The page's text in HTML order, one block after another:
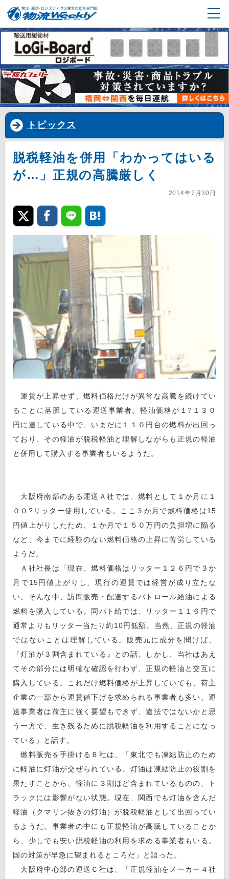
トピックス
脱税軽油を併用「わかってはいる
が…」正規の高騰厳しく
2014年7月30日
運賃が上昇せず、燃料価格だけが異常な高騰を続けてい
ることに落胆している運送事業者。軽油価格が１?１３０
円に達している中で、いまだに１１０円台の燃料が出回っ
ており、その軽油が脱税軽油と理解しながらも正規の軽油
と併用して購入する事業者もいるようだ。
大阪府南部のある運送Ａ社では、燃料として１か月に１
００?リッター使用している。ここ３か月で燃料価格は15
円値上がりしたため、１か月で１５０万円の負担増に陥る
など、今までに経験のない燃料価格の上昇に苦労している
ようだ。
Ａ社社長は「現在、燃料価格はリッター１２６円で３か
月で15円値上がりし、現行の運賃では経営が成り立たな
い。そんな中、訪問販売・配達するパトロール給油による
燃料を購入している。同パト給では、リッター１１６円で
通常よりもリッター当たり約10円低額。当然、正規の軽油
ではないことは理解している。販売元に成分を聞けば、
『灯油が３割含まれている』との話。しかし、当社はあえ
てその部分には明確な確認を行わず、正規の軽油と交互に
購入している。これだけ燃料価格が上昇していても、荷主
企業の一部から運賃値下げを求められる事業者も多い。運
送事業者は荷主に強く要望もできず、違法ではないかと思
う一方で、生き残るために脱税軽油を利用することになっ
ている」と話す。
燃料販売を手掛けるＢ社は、「東北でも凍結防止のため
に軽油に灯油が交ぜられている。灯油は凍結防止の役割を
果たすことから、軽油に３割ほど含まれているものの、ト
ラックには影響がない状態。現在、関西でも灯油を含んだ
軽油（クマリン抜きの灯油）が脱税軽油として出回ってい
るようだ。事業者の中にも正規軽油が高騰していることか
ら、少しでも安い脱税軽油の利用を求める事業者もいる。
国の対策が早急に望まれるところだ」と語った。
大阪府中心部の運送Ｃ社は、「正規軽油をメーカー４社